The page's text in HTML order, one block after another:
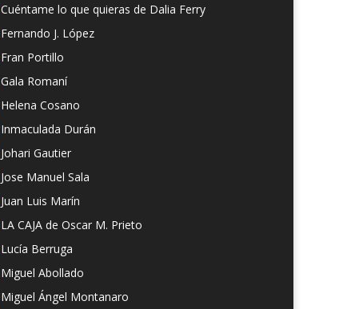
Cuéntame lo que quieras de Dalia Ferry
Fernando J. López
Fran Portillo
Gala Romaní
Helena Cosano
Inmaculada Durán
Johari Gautier
Jose Manuel Sala
Juan Luis Marín
LA CAJA de Oscar M. Prieto
Lucía Berruga
Miguel Abollado
Miguel Ángel Montanaro